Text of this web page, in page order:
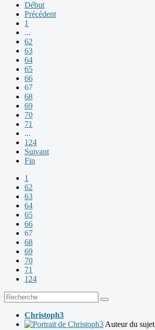
Début
Précédent
1
...
62
63
64
65
66
67
68
69
70
71
...
124
Suivant
Fin
1
62
63
64
65
66
67
68
69
70
71
124
Christoph3
Auteur du sujet